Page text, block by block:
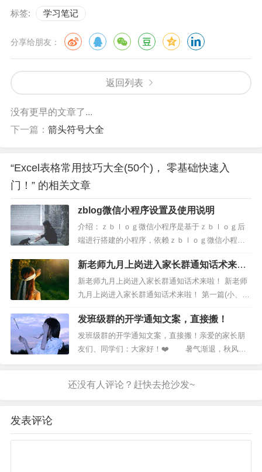
拼音输入法 - 打符号拼音20、输入今天日期
Ctrl + ;21、不复制隐藏的行
选取区域按Alt + ;22、生成下拉菜单
数据-数据验证-允许-序列-选取区域或输入23、一列拆
分成多列
输入第1天 - 开始-填充-序列-按日期-输入最后一天
三、格式设置25、隐藏0值
文件-选项-高级-在具有零值的单元格显示零去掉26、
用颜色显示一列中的重复值
开始-条件格式-突出显示单元格规则 -重复值27、用颜
色显示一列中的重复值
开始-条件格式-最前/最后 -前10项28、给数字添加数据
条
自定义格式代码：yyyy-m-d AAA31、手机分段显示
标签: 学习笔记
分享给朋友：
返回列表
没有更早的文章了...
下一篇： 箭头符号大全
“Excel表格常用技巧大全(50个)， 零基础快速入
门！” 的相关文章
zblog微信小程序设置及使用说明
介绍：ｚｂｌｏｇ微信小程序是基于ｚｂｌｏｇ后
端进行搭建的小程序，依赖ｚｂｌｏｇ微信小程序
插件，使用前请在应用商店下载安装ｚｂｌｏｇ微
信小程序插件。安装说明：安装并启用插件，配置
小程序信息，优先配置Ａｐｐｉｄ与ＡｐｐＳｅｃ
ｒｅｔ；开启ａｐｉ，网站设置－－ＡＰＩ设置－
－启用ＡＰＩ协议－－保存；小程序注册...
新老师九月上岗进入家长群通知话术来
啦！
新老师九月上岗进入家长群通知话术来啦！ 新老师
九月上岗进入家长群通知话术来啦！ 第一篇(小、
初、高通用详细篇)各位家长，晚上好，欢迎加入X
班这个大家庭!我是班主任X老师兼XX老师。孩子的
成长是我们共同的目标，为了让家校沟通更紧密畅
通，请大家自觉遵守以下班级群公约：1.认真阅读群
发班级群的开学通知文案，直接搬！
发班级群的开学通知文案，直接搬！亲爱的家长朋
友们、同学们：大家好！❤️ 暑气渐退，秋风送
开学时间：9月1日...
发表评论